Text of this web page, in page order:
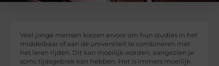
Veel jonge mensen kiezen ervoor om hun studies in het
middelbaar of aan de universiteit te combineren met
het leren rijden. Dit kan moeilijk worden, aangezien je
soms tijdsgebrek kan hebben. Het is immers moeilijk